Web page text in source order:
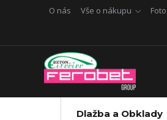
O nás Vše o nákupu
Dlažba a Obklady